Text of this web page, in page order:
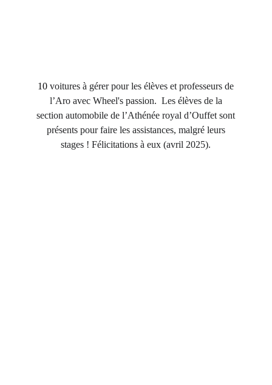
10 voitures à gérer pour les élèves et professeurs de
l’Aro avec Wheel's passion. Les élèves de la
section automobile de l’Athénée royal d’Ouffet sont
présents pour faire les assistances, malgré leurs
stages ! Félicitations à eux (avril 2025).